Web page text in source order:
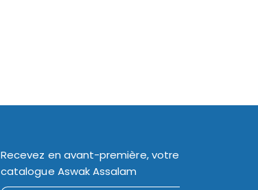
Recevez en avant-première, votre
catalogue Aswak Assalam